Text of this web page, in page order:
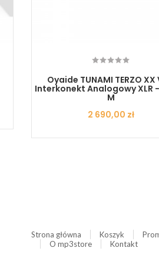
Oyaide TUNAMI TERZO XX
Interkonekt Analogowy XLR -
M
Cena
2 690,00 zł
Strona główna Koszyk
O mp3store
Kontakt